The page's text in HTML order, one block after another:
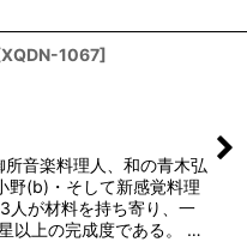
XQDN-1067]
音楽料理人、和の青木弘
野(b)・そして新感覚料理
人が材料を持ち寄り、一
以上の完成度である。 …